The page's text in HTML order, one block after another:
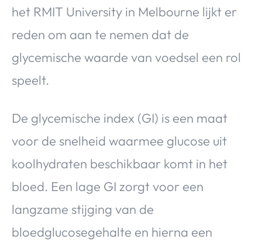
het RMIT University in Melbourne lijkt er
reden om aan te nemen dat de
glycemische waarde van voedsel een rol
speelt.
De glycemische index (GI) is een maat
voor de snelheid waarmee glucose uit
koolhydraten beschikbaar komt in het
bloed. Een lage GI zorgt voor een
langzame stijging van de
bloedglucosegehalte en hierna een